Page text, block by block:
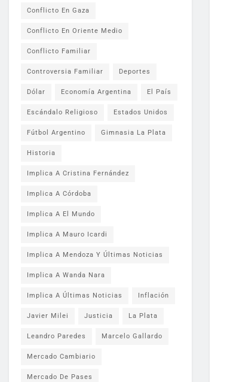
Conflicto En Gaza
Conflicto En Oriente Medio
Conflicto Familiar
Controversia Familiar Deportes
Dólar Economía Argentina El País
Escándalo Religioso Estados Unidos
Fútbol Argentino Gimnasia La Plata
Historia
Implica A Cristina Fernández
Implica A Córdoba
Implica A El Mundo
Implica A Mauro Icardi
Implica A Mendoza Y Últimas Noticias
Implica A Wanda Nara
Implica A Últimas Noticias Inflación
Javier Milei Justicia La Plata
Leandro Paredes Marcelo Gallardo
Mercado Cambiario
Mercado De Pases